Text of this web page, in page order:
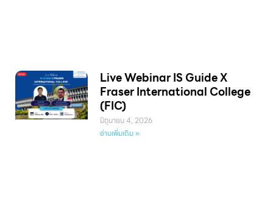
Live Webinar IS Guide X
Fraser International College
(FIC)
มิถุนายน 4, 2026
อ่านเพิ่มเติม »